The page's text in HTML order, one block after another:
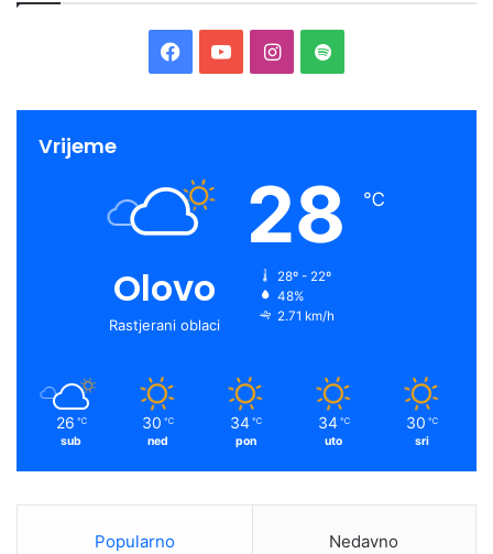
o
e
b
o
I
t
a
g
r
S
t
f
y
Vrijeme
Olovo
Rastjerani oblaci
28 ℃
28º - 22º
48%
2.71 km/h
26 ℃
sub
30 ℃
ned
34 ℃
pon
34 ℃
uto
30 ℃
sri
Popularno Nedavno